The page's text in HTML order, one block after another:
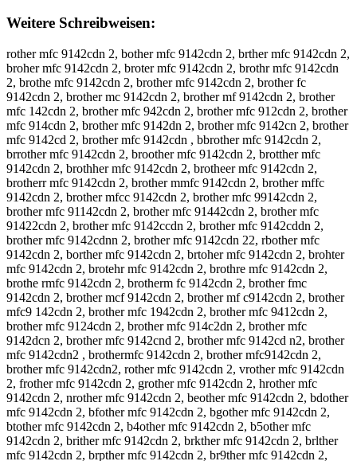
Weitere Schreibweisen:
rother mfc 9142cdn 2, bother mfc 9142cdn 2, brther mfc 9142cdn 2,
broher mfc 9142cdn 2, broter mfc 9142cdn 2, brothr mfc 9142cdn
2, brothe mfc 9142cdn 2, brother mfc 9142cdn 2, brother fc
9142cdn 2, brother mc 9142cdn 2, brother mf 9142cdn 2, brother
mfc 142cdn 2, brother mfc 942cdn 2, brother mfc 912cdn 2, brother
mfc 914cdn 2, brother mfc 9142dn 2, brother mfc 9142cn 2, brother
mfc 9142cd 2, brother mfc 9142cdn , bbrother mfc 9142cdn 2,
brrother mfc 9142cdn 2, broother mfc 9142cdn 2, brotther mfc
9142cdn 2, brothher mfc 9142cdn 2, brotheer mfc 9142cdn 2,
brotherr mfc 9142cdn 2, brother mmfc 9142cdn 2, brother mffc
9142cdn 2, brother mfcc 9142cdn 2, brother mfc 99142cdn 2,
brother mfc 91142cdn 2, brother mfc 91442cdn 2, brother mfc
91422cdn 2, brother mfc 9142ccdn 2, brother mfc 9142cddn 2,
brother mfc 9142cdnn 2, brother mfc 9142cdn 22, rbother mfc
9142cdn 2, borther mfc 9142cdn 2, brtoher mfc 9142cdn 2, brohter
mfc 9142cdn 2, brotehr mfc 9142cdn 2, brothre mfc 9142cdn 2,
brothe rmfc 9142cdn 2, brotherm fc 9142cdn 2, brother fmc
9142cdn 2, brother mcf 9142cdn 2, brother mf c9142cdn 2, brother
mfc9 142cdn 2, brother mfc 1942cdn 2, brother mfc 9412cdn 2,
brother mfc 9124cdn 2, brother mfc 914c2dn 2, brother mfc
9142dcn 2, brother mfc 9142cnd 2, brother mfc 9142cd n2, brother
mfc 9142cdn2 , brothermfc 9142cdn 2, brother mfc9142cdn 2,
brother mfc 9142cdn2, rother mfc 9142cdn 2, vrother mfc 9142cdn
2, frother mfc 9142cdn 2, grother mfc 9142cdn 2, hrother mfc
9142cdn 2, nrother mfc 9142cdn 2, beother mfc 9142cdn 2, bdother
mfc 9142cdn 2, bfother mfc 9142cdn 2, bgother mfc 9142cdn 2,
btother mfc 9142cdn 2, b4other mfc 9142cdn 2, b5other mfc
9142cdn 2, brither mfc 9142cdn 2, brkther mfc 9142cdn 2, brlther
mfc 9142cdn 2, brpther mfc 9142cdn 2, br9ther mfc 9142cdn 2,